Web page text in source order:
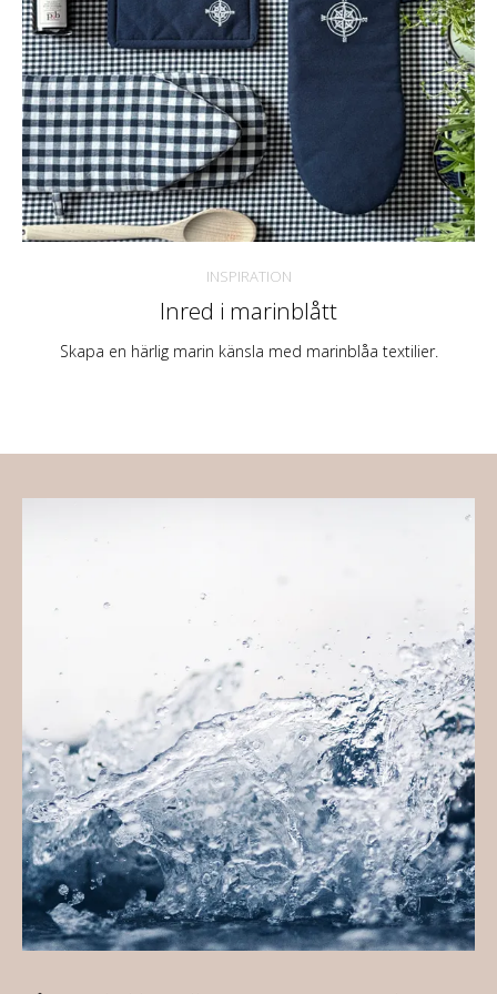
INSPIRATION
Inred i marinblått
Skapa en härlig marin känsla med marinblåa textilier.